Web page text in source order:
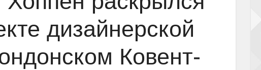
дизайнерской
Ковент-